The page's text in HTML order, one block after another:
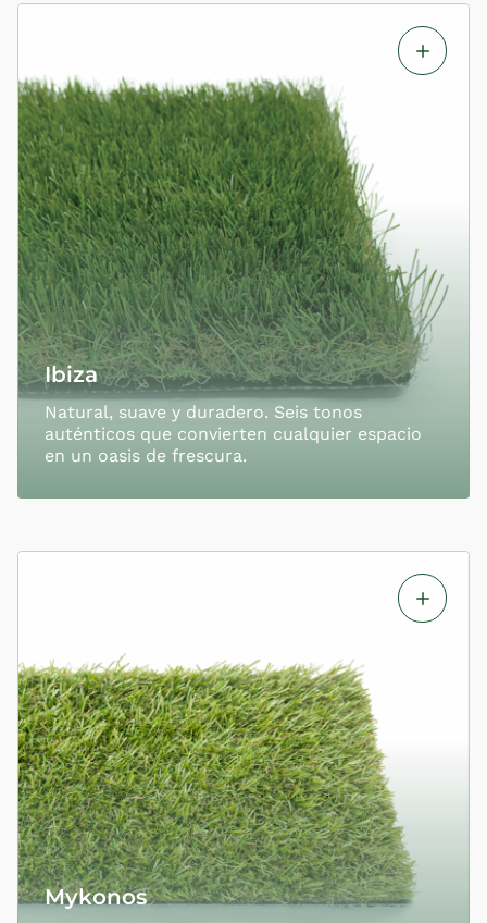
Ibiza
Natural, suave y duradero. Seis tonos
auténticos que convierten cualquier espacio
en un oasis de frescura.
Mykonos